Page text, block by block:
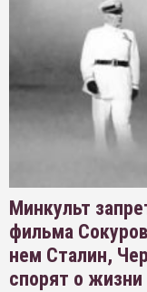
Минкульт
фильма
нем Сталин,
спорят о жизни